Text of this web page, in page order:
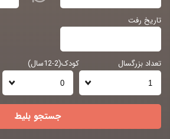
تاریخ رفت
تعداد بزرگسال کودک(2-12سال)
جستجو بلیط